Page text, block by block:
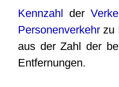
Kennzahl der
Personenverkehr zu
aus der Zahl der
Entfernungen.